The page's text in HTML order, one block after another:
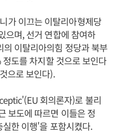
가 이끄는 이탈리아형제당
으며, 선거 연합에 참여하
이탈리아의힘 정당과 북부
도를 차지할 것으로 보인다
으로 보인다).
회의론자)로 불리
보도에 따르면 이들은 정
한 이행'을 포함시켰다.